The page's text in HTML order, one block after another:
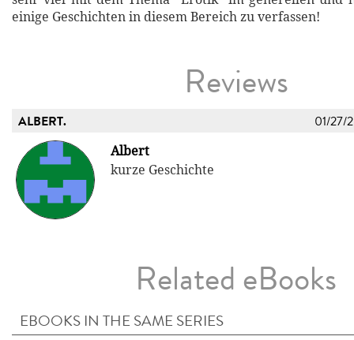
einige Geschichten in diesem Bereich zu verfassen!
Reviews
ALBERT. 01/27/
Albert
kurze Geschichte
Related eBooks
EBOOKS IN THE SAME SERIES